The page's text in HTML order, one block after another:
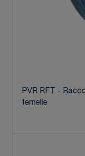
PVR RFT -
femelle